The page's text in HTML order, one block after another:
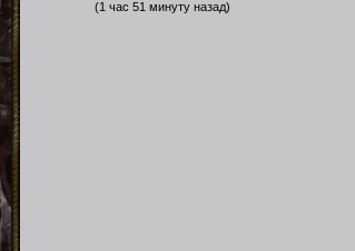
(1 час 51 минуту назад)